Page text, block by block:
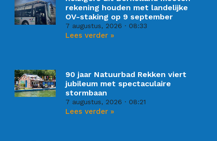
rekening houden met landelijke
OV-staking op 9 september
7 augustus, 2026 08:33
Lees verder »
90 jaar Natuurbad Rekken viert
jubileum met spectaculaire
stormbaan
7 augustus, 2026 08:21
Lees verder »